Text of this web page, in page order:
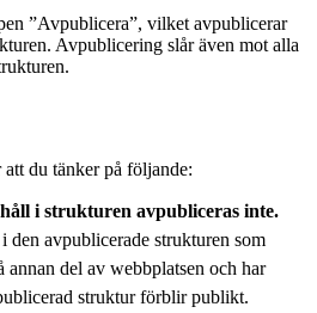
”Avpublicera”, vilket avpublicerar
Avpublicering slår även mot alla
du tänker på följande:
i strukturen avpubliceras inte.
den avpublicerade strukturen som
annan del av webbplatsen och har
struktur förblir publikt.